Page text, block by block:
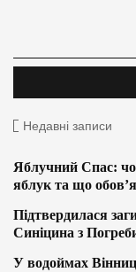
Недавні записи
Яблучний Спас:
яблук та що
Підтвердилася
Синіцина з
У водоймах